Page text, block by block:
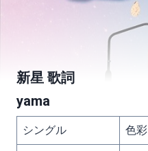
新星 歌詞
yama
シングル 色彩